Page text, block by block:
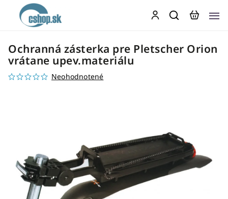
Ochranná zásterka pre Pletscher Orion
vrátane upev.materiálu
Neohodnotené